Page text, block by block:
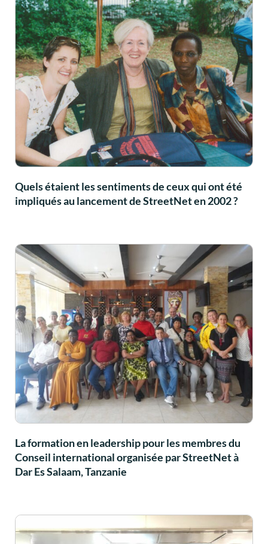
Quels étaient les sentiments de ceux qui ont été
impliqués au lancement de StreetNet en 2002 ?
La formation en leadership pour les membres du
Conseil international organisée par StreetNet à
Dar Es Salaam, Tanzanie